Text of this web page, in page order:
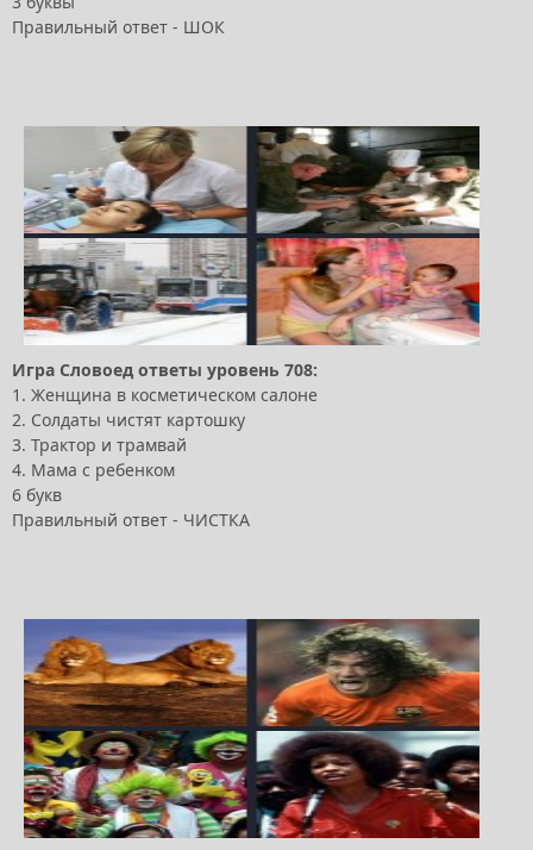
Правильный ответ - ШОК
Игра Словоед ответы уровень 708:
1. Женщина в косметическом салоне
2. Солдаты чистят картошку
3. Трактор и трамвай
4. Мама с ребенком
6 букв
Правильный ответ - ЧИСТКА